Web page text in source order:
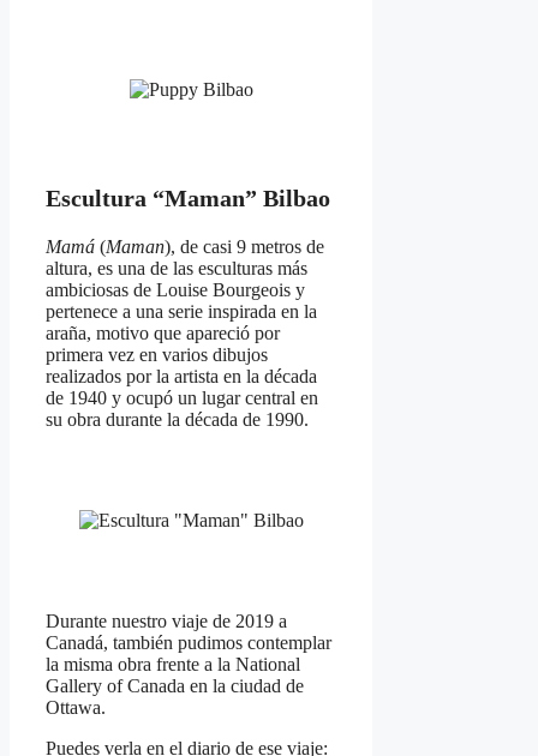
Escultura “Maman” Bilbao
Mamá (Maman), de casi 9 metros de
altura, es una de las esculturas más
ambiciosas de Louise Bourgeois y
pertenece a una serie inspirada en la
araña, motivo que apareció por
primera vez en varios dibujos
realizados por la artista en la década
de 1940 y ocupó un lugar central en
su obra durante la década de 1990.
Durante nuestro viaje de 2019 a
Canadá, también pudimos contemplar
la misma obra frente a la National
Gallery of Canada en la ciudad de
Ottawa.
Puedes verla en el diario de ese viaje: